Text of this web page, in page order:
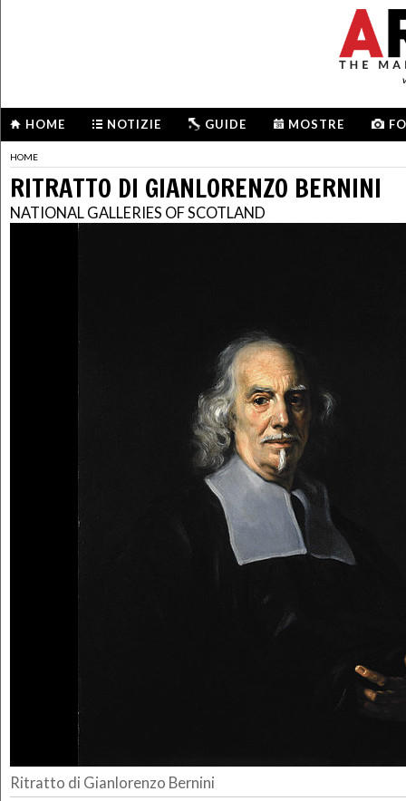
HOME NOTIZIE GUIDE MOSTRE
HOME
RITRATTO DI GIANLORENZO BERNINI
NATIONAL GALLERIES OF SCOTLAND
Ritratto di Gianlorenzo Bernini